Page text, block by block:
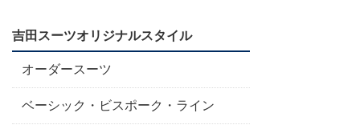
吉田スーツオリジナルスタイル
オーダースーツ
ベーシック・ビスポーク・ライン